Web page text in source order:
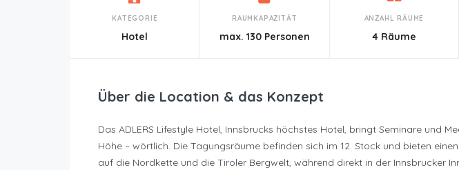
KATEGORIE
Hotel
RAUMKAPAZITÄT
max. 130 Personen
ANZAHL RÄUME
4 Räume
Über die Location & das Konzept
Das ADLERS Lifestyle Hotel, Innsbrucks höchstes Hotel, bringt Seminare und
Höhe – wörtlich. Die Tagungsräume befinden sich im 12. Stock und bieten
auf die Nordkette und die Tiroler Bergwelt, während direkt in der Innsbrucker